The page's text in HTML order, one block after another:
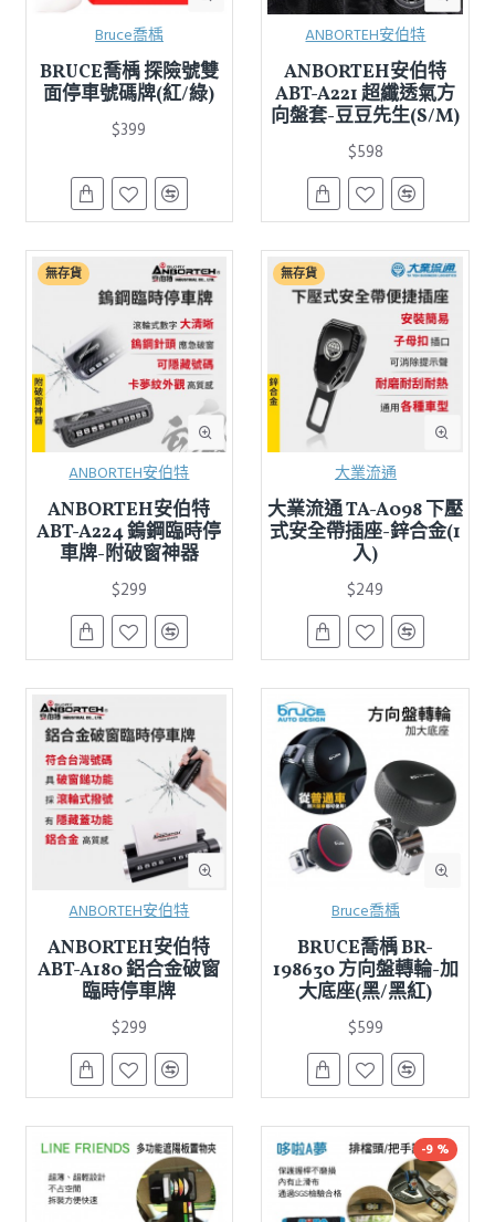
Bruce喬楀
BRUCE喬楀 探險號雙
面停車號碼牌(紅/綠)
$399
ANBORTEH安伯特
ANBORTEH安伯特
ABT-A221 超纖透氣方
向盤套-豆豆先生(S/M)
$598
無存貨
ANBORTEH安伯特
ANBORTEH安伯特
ABT-A224 鎢鋼臨時停
車牌-附破窗神器
$299
無存貨
大業流通
大業流通 TA-A098 下壓
式安全帶插座-鋅合金(1
入)
$249
ANBORTEH安伯特
ANBORTEH安伯特
ABT-A180 鋁合金破窗
臨時停車牌
$299
Bruce喬楀
BRUCE喬楀 BR-
198630 方向盤轉輪-加
大底座(黑/黑紅)
$599
-9 %